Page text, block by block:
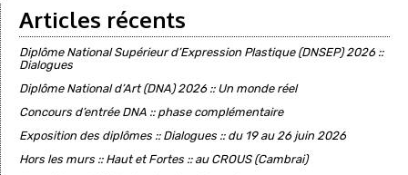
Articles récents
Diplôme National Supérieur d’Expression Plastique (DNSEP) 2026 ::
Dialogues
Diplôme National d’Art (DNA) 2026 :: Un monde réel
Concours d’entrée DNA :: phase complémentaire
Exposition des diplômes :: Dialogues :: du 19 au 26 juin 2026
Hors les murs :: Haut et Fortes :: au CROUS (Cambrai)